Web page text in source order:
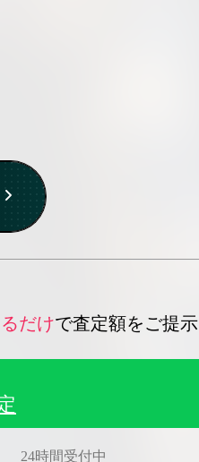
だけで査定額をご提示
24時間受付中